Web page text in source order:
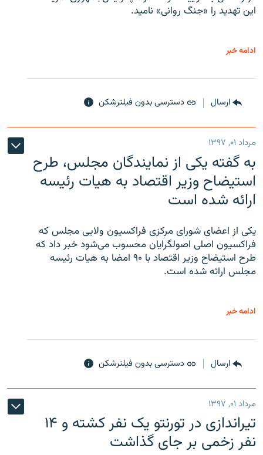
این تهدید را «جنگ روانی» نامید.
ادامه خبر
ارسال دسترسی بدون فیلترشکن
مرداد ۰۱, ۱۳۹۷
به گفته یکی از نمایندگان مجلس، طرح
استیضاح وزیر اقتصاد به هیات رئیسه
ارائه شده است
یکی از اعضای شورای مرکزی فراکسیون ولایی مجلس که
فراکسیون اصلی اصولگرایان محسوب می‌شود خبر داد که
طرح استیضاح وزیر اقتصاد با ۹۰ امضا به هیات رئیسه
مجلس ارائه شده است.
ادامه خبر
ارسال دسترسی بدون فیلترشکن
مرداد ۰۱, ۱۳۹۷
تیراندازی در تورنتو یک نفر کشته و ۱۴
نفر زخمی بر جای گذاشت